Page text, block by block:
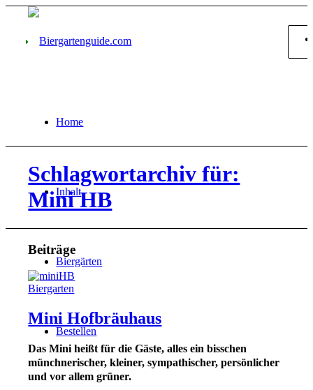
Home
Inhalt
Biergärten
Bestellen
Schlagwortarchiv für:
Mini HB
Beiträge
Biergarten
Mini Hofbräuhaus
Das Mini heißt für die Gäste, alles ein bisschen
münchnerischer, kleiner, sympathischer, persönlicher
und vor allem grüner.